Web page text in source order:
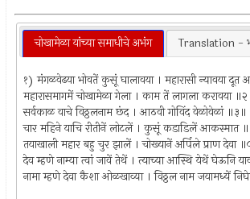
चोखामेळा यांच्या समाधीचे अभंग Translation -
१) मंगळवेढया भोवतें कुसूं घालावया । महारासी न्यावया
महारासमागमें चोखामेळा गेला । काम तें लागला करावया
सर्वकाळ वाचे विठ्ठलनाम छंद । आठवी गोविंद वेळोवेळां ॥३॥
चार महिने याचि रीतीनें लोटलें । कुसूं कडाडिलें आकस्मात
तयाखाली महार बहु चुर झालें । चोख्यानें अर्पिले प्राण देवा
देव म्हणे नाम्या त्वां जावें तेथें । त्याच्या आस्थि येथें घेऊनि
नामा म्हणे देवा कैशा ओळखाव्या । विठ्ठल नाम जयामध्यें